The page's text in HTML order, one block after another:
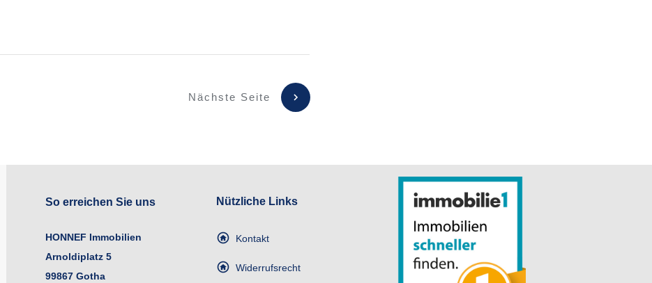
Nächste Seite
So erreichen Sie uns
HONNEF Immobilien
Arnoldiplatz 5
99867 Gotha
Nützliche Links
Kontakt
Widerrufsrecht